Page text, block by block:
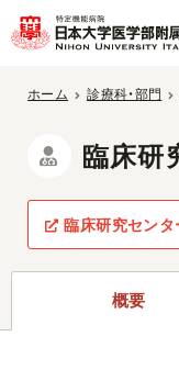
ホーム 診療科・部門
臨床研
臨床研究センタ
概要